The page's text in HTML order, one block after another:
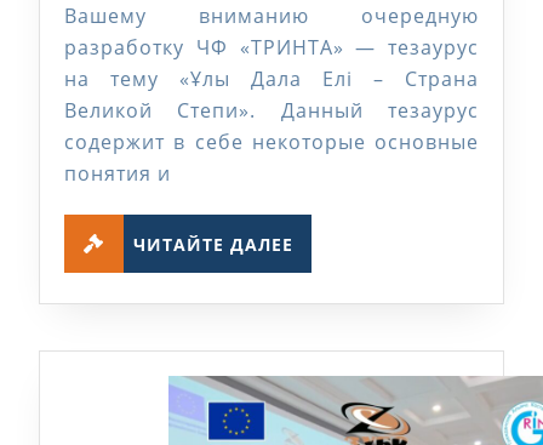
термины
в
новом
тезаурусе
–
Великой
Степи
Вашему вниманию очередную
разработку ЧФ «ТРИНТА» — тезаурус
на тему «Ұлы Дала Елі – Страна
Великой Степи». Данный тезаурус
содержит в себе некоторые основные
понятия и
ЧИТАЙТЕ ДАЛЕЕ